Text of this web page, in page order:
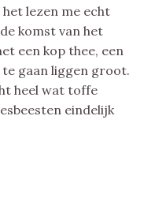
lezen me echt
komst van het
een kop thee, een
te gaan liggen groot.
heel wat toffe
eindelijk